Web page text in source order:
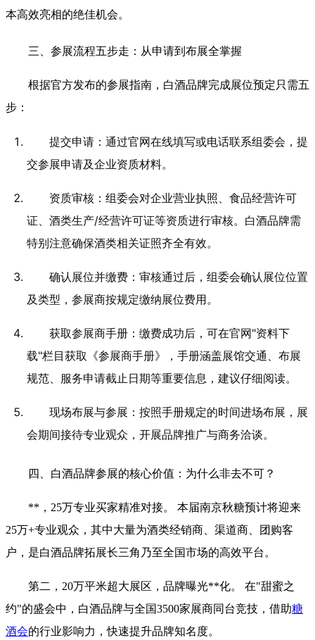
本高效亮相的绝佳机会。
三、参展流程五步走：从申请到布展全掌握
根据官方发布的参展指南，白酒品牌完成展位预定只需五
步：
提交申请：通过官网在线填写或电话联系组委会，提
交参展申请及企业资质材料。
资质审核：组委会对企业营业执照、食品经营许可
证、酒类生产/经营许可证等资质进行审核。白酒品牌需
特别注意确保酒类相关证照齐全有效。
确认展位并缴费：审核通过后，组委会确认展位位置
及类型，参展商按规定缴纳展位费用。
获取参展商手册：缴费成功后，可在官网"资料下
载"栏目获取《参展商手册》，手册涵盖展馆交通、布展
规范、服务申请截止日期等重要信息，建议仔细阅读。
现场布展与参展：按照手册规定的时间进场布展，展
会期间接待专业观众，开展品牌推广与商务洽谈。
四、白酒品牌参展的核心价值：为什么非去不可？
**，25万专业买家精准对接。 本届南京秋糖预计将迎来
25万+专业观众，其中大量为酒类经销商、渠道商、团购客
户，是白酒品牌拓展长三角乃至全国市场的高效平台。
第二，20万平米超大展区，品牌曝光**化。 在"甜蜜之
约"的盛会中，白酒品牌与全国3500家展商同台竞技，借助糖
酒会的行业影响力，快速提升品牌知名度。